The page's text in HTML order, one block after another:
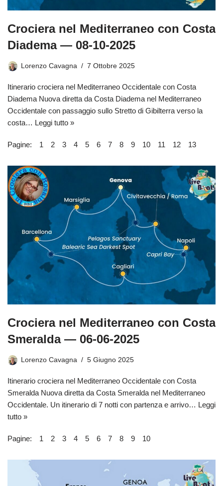
Crociera nel Mediterraneo con Costa
Diadema — 08-10-2025
Lorenzo Cavagna 7 Ottobre 2025
Itinerario crociera nel Mediterraneo Occidentale con Costa
Diadema Nuova diretta da Costa Diadema nel Mediterraneo
Occidentale con passaggio sullo Stretto di Gibilterra verso la
costa… Leggi tutto »
Pagine: 1 2 3 4 5 6 7 8 9 10 11 12 13
Crociera nel Mediterraneo con Costa
Smeralda — 06-06-2025
Lorenzo Cavagna 5 Giugno 2025
Itinerario crociera nel Mediterraneo Occidentale con Costa
Smeralda Nuova diretta da Costa Smeralda nel Mediterraneo
Occidentale. Un itinerario di 7 notti con partenza e arrivo… Leggi
tutto »
Pagine: 1 2 3 4 5 6 7 8 9 10